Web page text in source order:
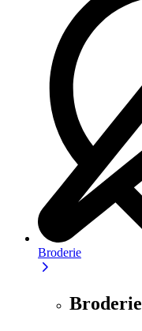
Broderie
Broderie